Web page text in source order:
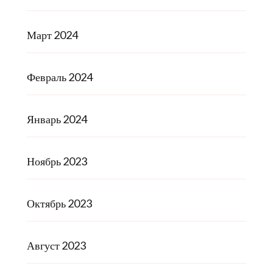
Март 2024
Февраль 2024
Январь 2024
Ноябрь 2023
Октябрь 2023
Август 2023